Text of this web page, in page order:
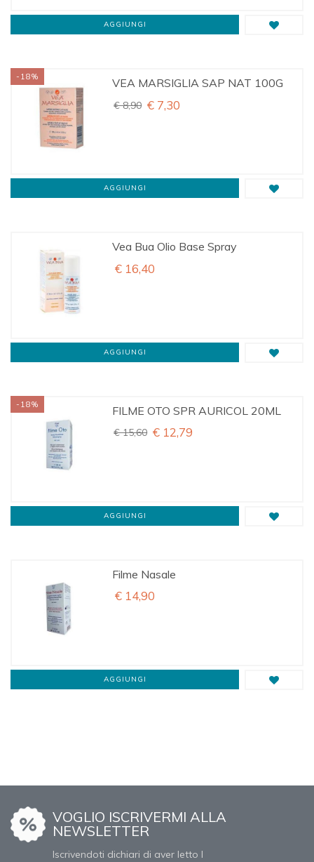
AGGIUNGI
VEA MARSIGLIA SAP NAT 100G
€ 8,90 € 7,30
-18%
AGGIUNGI
Vea Bua Olio Base Spray
€ 16,40
AGGIUNGI
FILME OTO SPR AURICOL 20ML
€ 15,60 € 12,79
-18%
AGGIUNGI
Filme Nasale
€ 14,90
AGGIUNGI
VOGLIO ISCRIVERMI ALLA
NEWSLETTER
Iscrivendoti dichiari di aver letto l